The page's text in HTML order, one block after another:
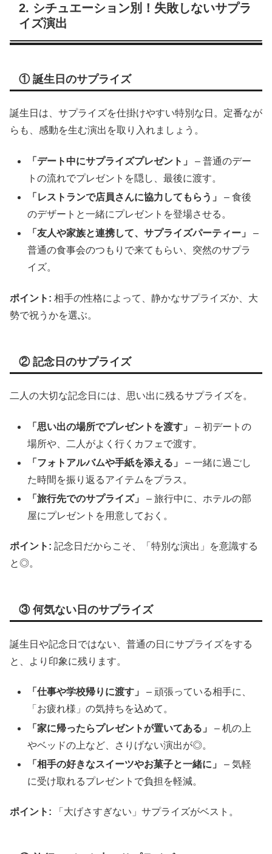
2. シチュエーション別！失敗しないサプラ
イズ演出
① 誕生日のサプライズ
誕生日は、サプライズを仕掛けやすい特別な日。定番なが
らも、感動を生む演出を取り入れましょう。
「デート中にサプライズプレゼント」
– 普通のデー
トの流れでプレゼントを隠し、最後に渡す。
「レストランで店員さんに協力してもらう」
– 食後
のデザートと一緒にプレゼントを登場させる。
「友人や家族と連携して、サプライズパーティー」
–
普通の食事会のつもりで来てもらい、突然のサプラ
イズ。
ポイント: 相手の性格によって、静かなサプライズか、大
勢で祝うかを選ぶ。
② 記念日のサプライズ
二人の大切な記念日には、思い出に残るサプライズを。
「思い出の場所でプレゼントを渡す」
– 初デートの
場所や、二人がよく行くカフェで渡す。
「フォトアルバムや手紙を添える」
– 一緒に過ごし
た時間を振り返るアイテムをプラス。
「旅行先でのサプライズ」
– 旅行中に、ホテルの部
屋にプレゼントを用意しておく。
ポイント: 記念日だからこそ、「特別な演出」を意識する
と◎。
③ 何気ない日のサプライズ
誕生日や記念日ではない、普通の日にサプライズをする
と、より印象に残ります。
「仕事や学校帰りに渡す」
– 頑張っている相手に、
「お疲れ様」の気持ちを込めて。
「家に帰ったらプレゼントが置いてある」
– 机の上
やベッドの上など、さりげない演出が◎。
「相手の好きなスイーツやお菓子と一緒に」
– 気軽
に受け取れるプレゼントで負担を軽減。
ポイント: 「大げさすぎない」サプライズがベスト。